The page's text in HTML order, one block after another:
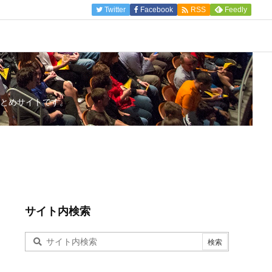
Twitter Facebook  RSS Feedly
めサイトです。
サイト内検索